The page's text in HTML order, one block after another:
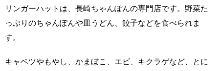
リンガーハットは、長崎ちゃんぽんの専門店です。野菜た
っぷりのちゃんぽんや皿うどん、餃子などを食べられま
す。
キャベツやもやし、かまぼこ、エビ、キクラゲなど、とに